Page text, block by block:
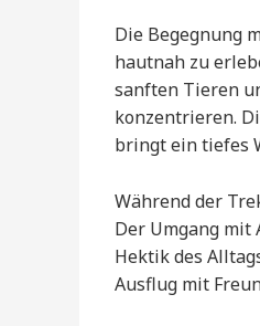
Die Begegnung
hautnah zu
sanften Tieren
konzentrieren.
bringt ein tiefes
Während der
Der Umgang
Hektik des
Ausflug mit